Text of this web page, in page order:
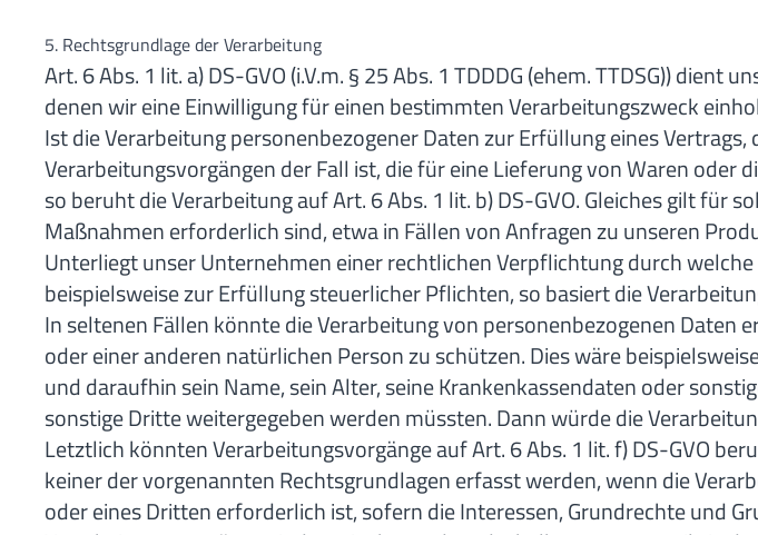
5. Rechtsgrundlage der Verarbeitung
Art. 6 Abs. 1 lit. a) DS-GVO (i.V.m. § 25 Abs. 1 TDDDG (ehem. TTDSG))
denen wir eine Einwilligung für einen bestimmten Verarbeitungszweck
Ist die Verarbeitung personenbezogener Daten zur Erfüllung eines
Verarbeitungsvorgängen der Fall ist, die für eine Lieferung von Waren
so beruht die Verarbeitung auf Art. 6 Abs. 1 lit. b) DS-GVO. Gleiches gilt
Maßnahmen erforderlich sind, etwa in Fällen von Anfragen zu unseren
Unterliegt unser Unternehmen einer rechtlichen Verpflichtung durch
beispielsweise zur Erfüllung steuerlicher Pflichten, so basiert die
In seltenen Fällen könnte die Verarbeitung von personenbezogenen
oder einer anderen natürlichen Person zu schützen. Dies wäre
und daraufhin sein Name, sein Alter, seine Krankenkassendaten oder
sonstige Dritte weitergegeben werden müssten. Dann würde die
Letztlich könnten Verarbeitungsvorgänge auf Art. 6 Abs. 1 lit. f) DS-GVO
keiner der vorgenannten Rechtsgrundlagen erfasst werden, wenn die
oder eines Dritten erforderlich ist, sofern die Interessen, Grundrechte und